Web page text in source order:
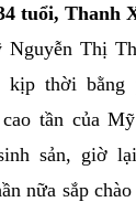
tuổi, Thanh
Nguyễn Thị
thời bằng
cao tần của
sản, giờ
nữa sắp